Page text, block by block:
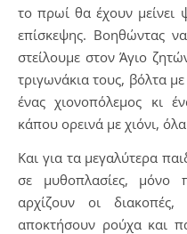
το πρωί θα έχουν μείνει
επίσκεψης. Βοηθώντας
στείλουμε στον Άγιο
τριγωνάκια τους, βόλτα
ένας χιονοπόλεμος κι
κάπου ορεινά με χιόνι,
Και για τα μεγαλύτερα
σε μυθοπλασίες, μόνο
αρχίζουν οι
αποκτήσουν ρούχα και